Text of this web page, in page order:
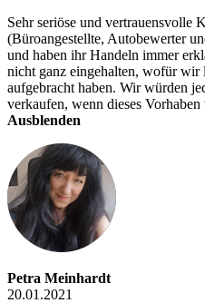
Sehr seriöse und
(Büroangestellte, Autobewerter
und haben ihr Handeln immer
nicht ganz eingehalten, wofür wir
aufgebracht haben. Wir würden
verkaufen, wenn dieses
Ausblenden
Petra Meinhardt
20.01.2021